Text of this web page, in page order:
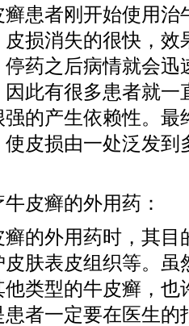
患者刚开始使用治
损消失的很快，效
药之后病情就会迅
因此有很多患者就一
的产生依赖性。最
皮损由一处泛发到
癣的外用药：
外用药时，其目
皮肤表皮组织等。
类型的牛皮癣，也
患者一定要在医生的